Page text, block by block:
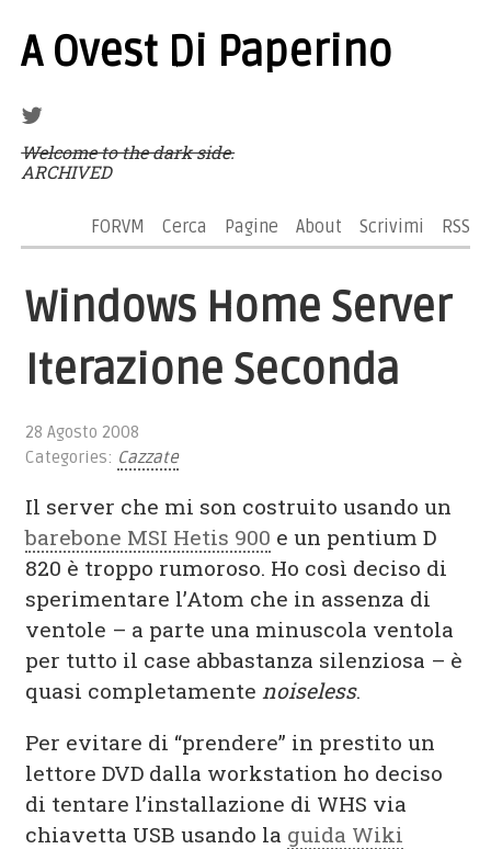
A Ovest Di Paperino
Welcome to the dark side.
ARCHIVED
FORVM Cerca Pagine About Scrivimi RSS
Windows Home Server
Iterazione Seconda
28 Agosto 2008
Categories: Cazzate
Il server che mi son costruito usando un
barebone MSI Hetis 900 e un pentium D
820 è troppo rumoroso. Ho così deciso di
sperimentare l’Atom che in assenza di
ventole – a parte una minuscola ventola
per tutto il case abbastanza silenziosa – è
quasi completamente noiseless.
Per evitare di “prendere” in prestito un
lettore DVD dalla workstation ho deciso
di tentare l’installazione di WHS via
chiavetta USB usando la guida Wiki